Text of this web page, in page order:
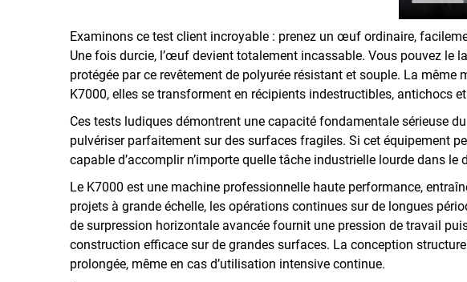
Examinons ce test client incroyable : prenez un œuf ordinaire,
Une fois durcie, l’œuf devient totalement incassable. Vous pouvez le
protégée par ce revêtement de polyurée résistant et souple. La
K7000, elles se transforment en récipients indestructibles, antichocs
Ces tests ludiques démontrent une capacité fondamentale sérieuse
pulvériser parfaitement sur des surfaces fragiles. Si cet équipement
capable d’accomplir n’importe quelle tâche industrielle lourde dans
Le K7000 est une machine professionnelle haute performance,
projets à grande échelle, les opérations continues sur de longues
de surpression horizontale avancée fournit une pression de travail
construction efficace sur de grandes surfaces. La conception
prolongée, même en cas d’utilisation intensive continue.